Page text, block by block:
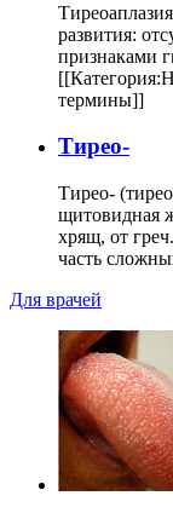
развития:
признаками
термины]]
Тирео-
Тирео-
щитовидная
хрящ, от
часть
Для врачей